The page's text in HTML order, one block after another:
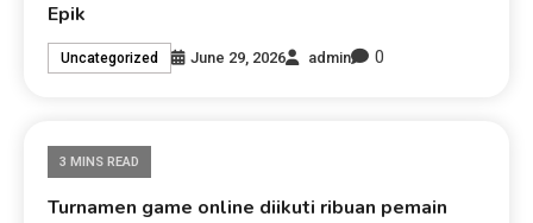
Epik
Uncategorized June 29, 2026 admin 0
3 MINS READ
Turnamen game online diikuti ribuan pemain